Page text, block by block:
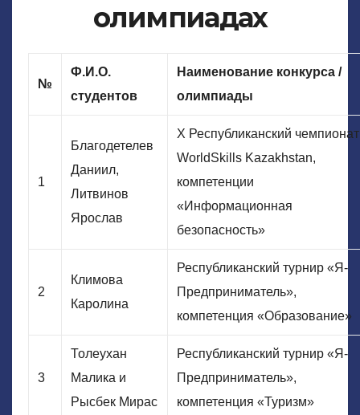
олимпиадах
№
Ф.И.О.
студентов
Наименование конкурса /
олимпиады
1
Благодетелев
Даниил,
Литвинов
Ярослав
X Республиканский чемпионат
WorldSkills Kazakhstan,
компетенции
«Информационная
безопасность»
2
Климова
Каролина
Республиканский турнир «Я-
Предприниматель»,
компетенция «Образование»
3
Толеухан
Малика и
Рысбек Мирас
Республиканский турнир «Я-
Предприниматель»,
компетенция «Туризм»